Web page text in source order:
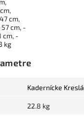
cm,
cm, -
cm, -
kg
Kadernícke Kreslá
22.8 kg